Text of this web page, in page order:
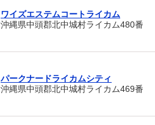
ワイズエステムコートライカム
沖縄県中頭郡北中城村ライカム480番
パークナードライカムシティ
沖縄県中頭郡北中城村ライカム469番